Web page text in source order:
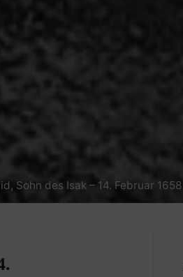
Sohn des Isak – 14. Februar 1658